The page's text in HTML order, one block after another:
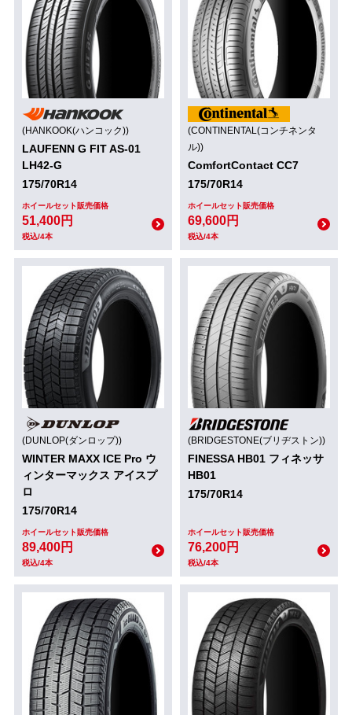
(HANKOOK(ハンコック))
LAUFENN G FIT AS-01
LH42-G
175/70R14
ホイールセット販売価格
51,400円
税込/4本
(CONTINENTAL(コンチネンタ
ル))
ComfortContact CC7
175/70R14
ホイールセット販売価格
69,600円
税込/4本
(DUNLOP(ダンロップ))
WINTER MAXX ICE Pro ウ
ィンターマックス アイスプ
ロ
175/70R14
ホイールセット販売価格
89,400円
税込/4本
(BRIDGESTONE(ブリヂストン))
FINESSA HB01 フィネッサ
HB01
175/70R14
ホイールセット販売価格
76,200円
税込/4本